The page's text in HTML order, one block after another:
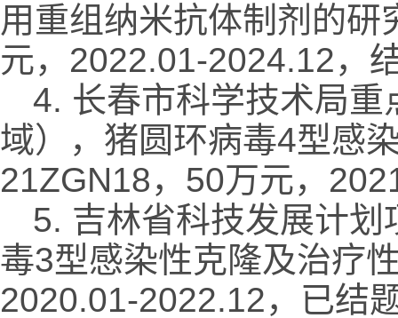
用重组纳米抗体制剂的
元，2022.01-2024.12，
4. 长春市科学技术局
域），猪圆环病毒4型感
21ZGN18，50万元，
5. 吉林省科技发展计
毒3型感染性克隆及治疗
2020.01-2022.12，已结